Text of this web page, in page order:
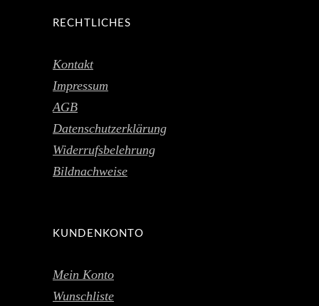
RECHTLICHES
Kontakt
Impressum
AGB
Datenschutzerklärung
Widerrufsbelehrung
Bildnachweise
KUNDENKONTO
Mein Konto
Wunschliste